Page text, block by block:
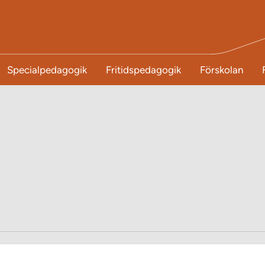
Specialpedagogik Fritidspedagogik Förskolan